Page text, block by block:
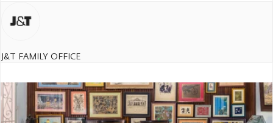
J&T FAMILY OFFICE